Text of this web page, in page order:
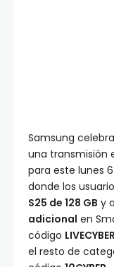
Samsung
una transmisión
para este lunes
donde los
S25 de 128 GB y
adicional en
código
el resto de